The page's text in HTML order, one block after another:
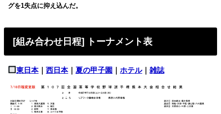
グを1失点に抑え込んだ。
[組み合わせ日程] トーナメント表
東日本｜西日本｜夏の甲子園 ｜ホテル｜雑誌